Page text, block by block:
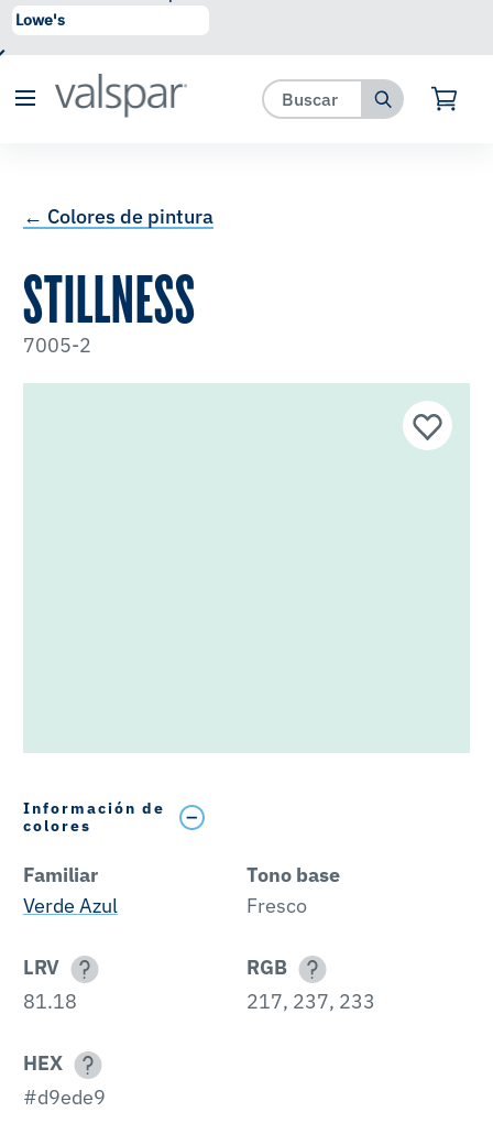
se ha agregado a favoritos.
← Colores de pintura
STILLNESS
7005-2
Información de
colores
Familiar
Verde Azul
Tono base
Fresco
LRV
81.18
RGB
217, 237, 233
HEX
#d9ede9